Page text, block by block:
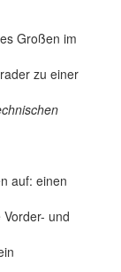
Großen im
zu einer
auf: einen
und